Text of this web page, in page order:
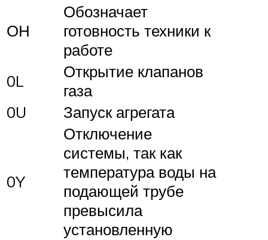
ОН
Обозначает
готовность техники к
работе
0L
Открытие клапанов
газа
0U
Запуск агрегата
0Y
Отключение
системы, так как
температура воды на
подающей трубе
превысила
установленную